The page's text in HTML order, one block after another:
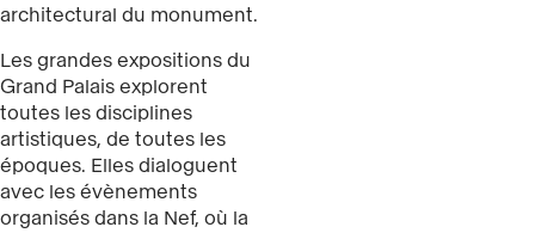
architectural du monument.
Les grandes expositions du
Grand Palais explorent
toutes les disciplines
artistiques, de toutes les
époques. Elles dialoguent
avec les évènements
organisés dans la Nef, où la